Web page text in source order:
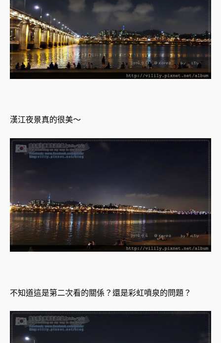
漢江夜景真的很美～
不知道這是第二次看的關係？還是彩虹噴泉的問題？